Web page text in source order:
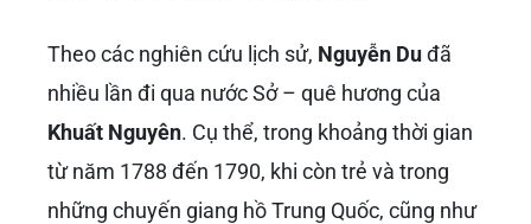
Theo các nghiên cứu lịch sử, Nguyễn Duđã
nhiều lần đi qua nước Sở – quê hương của
Khuất Nguyên. Cụ thể, trong khoảng thời gian
từ năm 1788 đến 1790, khi còn trẻ và trong
những chuyến giang hồ Trung Quốc, cũng như